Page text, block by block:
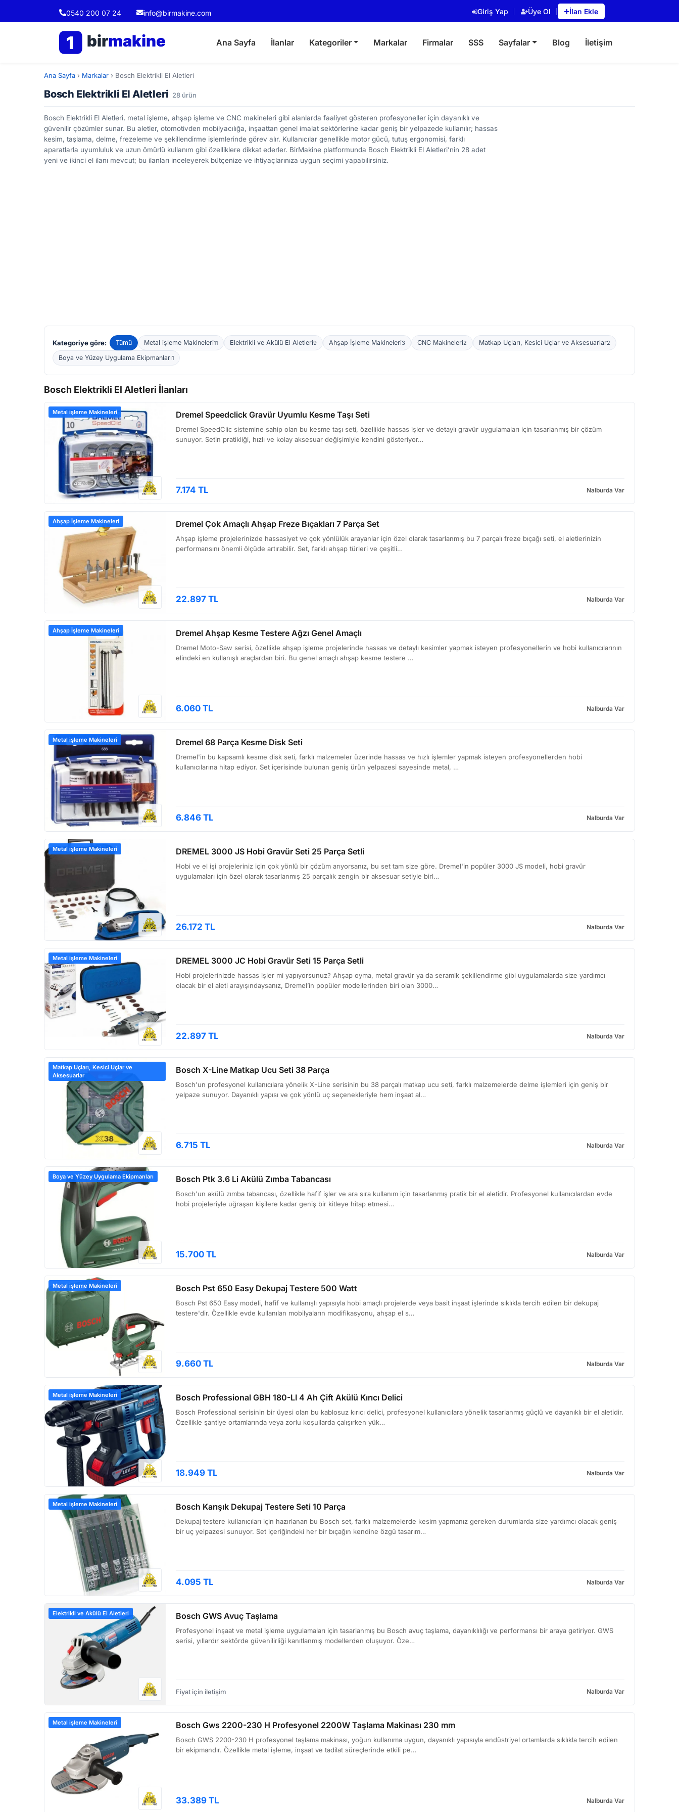
0540 200 07 24 info@birmakine.com Giriş Yap Üye Ol İlan Ekle
1 birmakine Ana Sayfa İlanlar Kategoriler Markalar Firmalar SSS Sayfalar Blog İletişim
Ana Sayfa › Markalar › Bosch Elektrikli El Aletleri
Bosch Elektrikli El Aletleri 28 ürün
Bosch Elektrikli El Aletleri, metal işleme, ahşap işleme ve CNC makineleri gibi alanlarda faaliyet gösteren profesyoneller için dayanıklı ve
güvenilir çözümler sunar. Bu aletler, otomotivden mobilyacılığa, inşaattan genel imalat sektörlerine kadar geniş bir yelpazede kullanılır; hassas
kesim, taşlama, delme, frezeleme ve şekillendirme işlemlerinde görev alır. Kullanıcılar genellikle motor gücü, tutuş ergonomisi, farklı
aparatlarla uyumluluk ve uzun ömürlü kullanım gibi özelliklere dikkat ederler. BirMakine platformunda Bosch Elektrikli El Aletleri’nin 28 adet
yeni ve ikinci el ilanı mevcut; bu ilanları inceleyerek bütçenize ve ihtiyaçlarınıza uygun seçimi yapabilirsiniz.
Kategoriye göre: Tümü Metal işleme Makineleri11 Elektrikli ve Akülü El Aletleri9 Ahşap İşleme Makineleri3 CNC Makineleri2 Matkap Uçları, Kesici Uçlar ve Aksesuarlar2
Boya ve Yüzey Uygulama Ekipmanları1
Bosch Elektrikli El Aletleri İlanları
Metal işleme Makineleri Dremel Speedclick Gravür Uyumlu Kesme Taşı Seti
Dremel SpeedClic sistemine sahip olan bu kesme taşı seti, özellikle hassas işler ve detaylı gravür uygulamaları için tasarlanmış bir çözüm
sunuyor. Setin pratikliği, hızlı ve kolay aksesuar değişimiyle kendini gösteriyor…
7.174 TL Nalburda Var
Ahşap İşleme Makineleri Dremel Çok Amaçlı Ahşap Freze Bıçakları 7 Parça Set
Ahşap işleme projelerinizde hassasiyet ve çok yönlülük arayanlar için özel olarak tasarlanmış bu 7 parçalı freze bıçağı seti, el aletlerinizin
performansını önemli ölçüde artırabilir. Set, farklı ahşap türleri ve çeşitli…
22.897 TL Nalburda Var
Ahşap İşleme Makineleri Dremel Ahşap Kesme Testere Ağzı Genel Amaçlı
Dremel Moto-Saw serisi, özellikle ahşap işleme projelerinde hassas ve detaylı kesimler yapmak isteyen profesyonellerin ve hobi kullanıcılarının
elindeki en kullanışlı araçlardan biri. Bu genel amaçlı ahşap kesme testere …
6.060 TL Nalburda Var
Metal işleme Makineleri Dremel 68 Parça Kesme Disk Seti
Dremel'in bu kapsamlı kesme disk seti, farklı malzemeler üzerinde hassas ve hızlı işlemler yapmak isteyen profesyonellerden hobi
kullanıcılarına hitap ediyor. Set içerisinde bulunan geniş ürün yelpazesi sayesinde metal, …
6.846 TL Nalburda Var
Metal işleme Makineleri DREMEL 3000 JS Hobi Gravür Seti 25 Parça Setli
Hobi ve el işi projeleriniz için çok yönlü bir çözüm arıyorsanız, bu set tam size göre. Dremel'in popüler 3000 JS modeli, hobi gravür
uygulamaları için özel olarak tasarlanmış 25 parçalık zengin bir aksesuar setiyle birl…
26.172 TL Nalburda Var
Metal işleme Makineleri DREMEL 3000 JC Hobi Gravür Seti 15 Parça Setli
Hobi projelerinizde hassas işler mi yapıyorsunuz? Ahşap oyma, metal gravür ya da seramik şekillendirme gibi uygulamalarda size yardımcı
olacak bir el aleti arayışındaysanız, Dremel’in popüler modellerinden biri olan 3000…
22.897 TL Nalburda Var
Matkap Uçları, Kesici Uçlar ve
Aksesuarlar
Bosch X-Line Matkap Ucu Seti 38 Parça
Bosch'un profesyonel kullanıcılara yönelik X-Line serisinin bu 38 parçalı matkap ucu seti, farklı malzemelerde delme işlemleri için geniş bir
yelpaze sunuyor. Dayanıklı yapısı ve çok yönlü uç seçenekleriyle hem inşaat al…
6.715 TL Nalburda Var
Boya ve Yüzey Uygulama Ekipmanları Bosch Ptk 3.6 Li Akülü Zımba Tabancası
Bosch'un akülü zımba tabancası, özellikle hafif işler ve ara sıra kullanım için tasarlanmış pratik bir el aletidir. Profesyonel kullanıcılardan evde
hobi projeleriyle uğraşan kişilere kadar geniş bir kitleye hitap etmesi…
15.700 TL Nalburda Var
Metal işleme Makineleri Bosch Pst 650 Easy Dekupaj Testere 500 Watt
Bosch Pst 650 Easy modeli, hafif ve kullanışlı yapısıyla hobi amaçlı projelerde veya basit inşaat işlerinde sıklıkla tercih edilen bir dekupaj
testere'dir. Özellikle evde kullanılan mobilyaların modifikasyonu, ahşap el s…
9.660 TL Nalburda Var
Metal işleme Makineleri Bosch Professional GBH 180-LI 4 Ah Çift Akülü Kırıcı Delici
Bosch Professional serisinin bir üyesi olan bu kablosuz kırıcı delici, profesyonel kullanıcılara yönelik tasarlanmış güçlü ve dayanıklı bir el aletidir.
Özellikle şantiye ortamlarında veya zorlu koşullarda çalışırken yük…
18.949 TL Nalburda Var
Metal işleme Makineleri Bosch Karışık Dekupaj Testere Seti 10 Parça
Dekupaj testere kullanıcıları için hazırlanan bu Bosch set, farklı malzemelerde kesim yapmanız gereken durumlarda size yardımcı olacak geniş
bir uç yelpazesi sunuyor. Set içeriğindeki her bir bıçağın kendine özgü tasarım…
4.095 TL Nalburda Var
Elektrikli ve Akülü El Aletleri Bosch GWS Avuç Taşlama
Profesyonel inşaat ve metal işleme uygulamaları için tasarlanmış bu Bosch avuç taşlama, dayanıklılığı ve performansı bir araya getiriyor. GWS
serisi, yıllardır sektörde güvenilirliği kanıtlanmış modellerden oluşuyor. Öze…
Fiyat için iletişim Nalburda Var
Metal işleme Makineleri Bosch Gws 2200-230 H Profesyonel 2200W Taşlama Makinası 230 mm
Bosch GWS 2200-230 H profesyonel taşlama makinası, yoğun kullanıma uygun, dayanıklı yapısıyla endüstriyel ortamlarda sıklıkla tercih edilen
bir ekipmandır. Özellikle metal işleme, inşaat ve tadilat süreçlerinde etkili pe…
33.389 TL Nalburda Var